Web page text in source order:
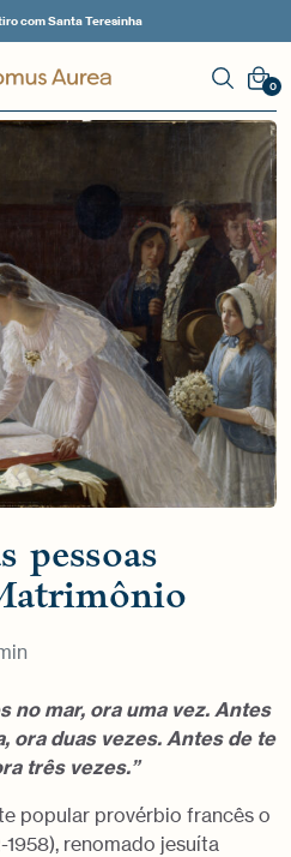
com Santa Teresinha
0
pessoas
no mar, ora uma vez. Antes
ora duas vezes. Antes de te
três vezes.”
popular provérbio francês o
1958), renomado jesuíta